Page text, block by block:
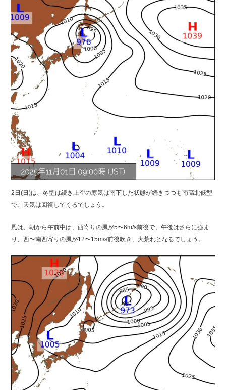
2日(日)は、冬型は続き上空の寒気は南下した状態が続きつつも南高北低型
で、天気は回復してくるでしょう。
風は、朝から午前中は、西寄りの風が5〜6m/s前後で、午後はさらに強ま
り、西〜南西寄りの風が12〜15m/s前後吹き、大荒れとなるでしょう。